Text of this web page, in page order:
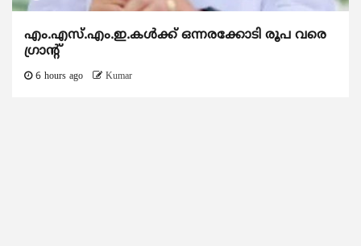
എം.എസ്.എം.ഇ.കൾക്ക് ഒന്നരക്കോടി രൂപ വരെ
ഗ്രാന്റ്
6 hours ago Kumar